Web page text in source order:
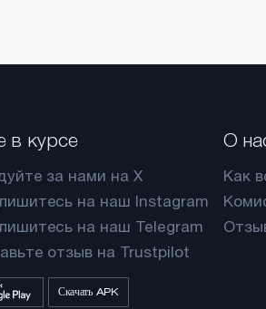
в курсе
за нами на X
на наш Instagram
на наш Telegram
отзыв на Trustpilot
Скачать APK
О
Как